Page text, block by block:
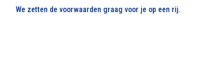
We zetten de voorwaarden graag voor je op een rij.